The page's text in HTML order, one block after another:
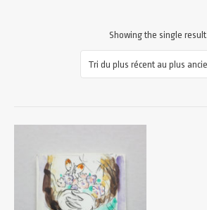
Showing the single result